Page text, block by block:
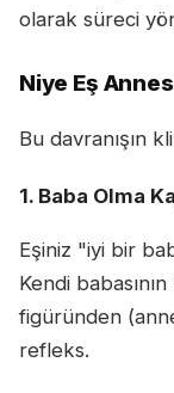
olarak süreci
Niye Eş
Bu davranışın
1. Baba Olma
Eşiniz "iyi bir
Kendi
figüründen
refleks.